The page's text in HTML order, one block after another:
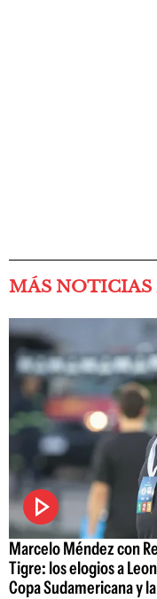
MÁS NOTICIAS
Marcelo Méndez con
Tigre: los elogios a
Copa Sudamericana y